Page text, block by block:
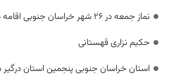
نماز جمعه در ۲۶ شهر خراسان جنوبی اقامه می‌شود
حکیم نزاری قهستانی
استان خراسان جنوبی پنجمین استان درگیر